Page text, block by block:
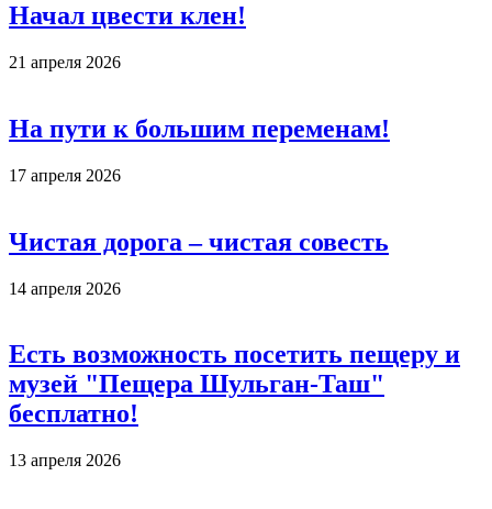
Начал цвести клен!
21 апреля 2026
На пути к большим переменам!
17 апреля 2026
Чистая дорога – чистая совесть
14 апреля 2026
Есть возможность посетить пещеру и
музей "Пещера Шульган-Таш"
бесплатно!
13 апреля 2026